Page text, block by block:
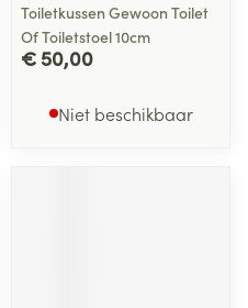
Toiletkussen Gewoon Toilet
Of Toiletstoel 10cm
€ 50,00
Niet beschikbaar